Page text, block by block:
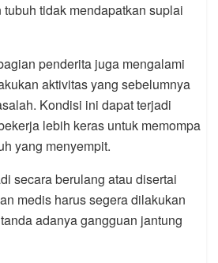
tidak mendapatkan suplai
penderita juga mengalami
aktivitas yang sebelumnya
Kondisi ini dapat terjadi
lebih keras untuk memompa
yang menyempit.
secara berulang atau disertai
medis harus segera dilakukan
adanya gangguan jantung